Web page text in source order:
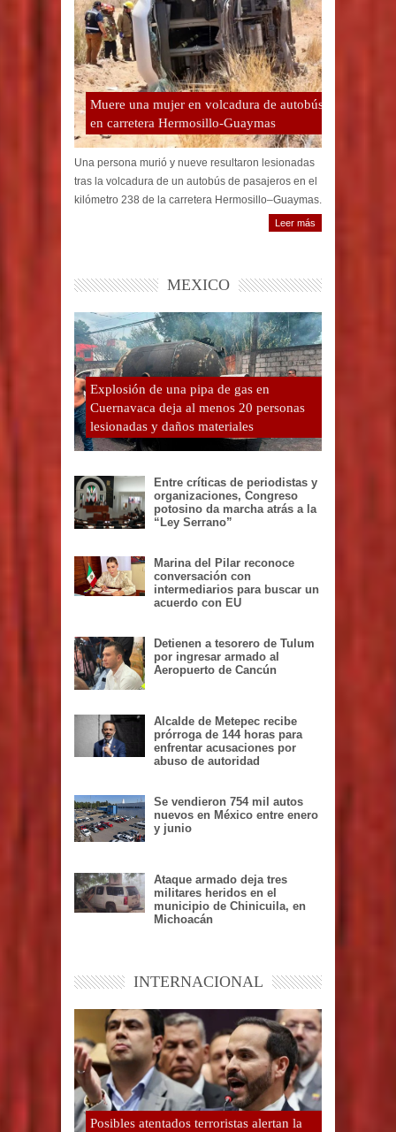
Muere una mujer en volcadura de autobús
en carretera Hermosillo-Guaymas
Una persona murió y nueve resultaron lesionadas
tras la volcadura de un autobús de pasajeros en el
kilómetro 238 de la carretera Hermosillo–Guaymas.
Leer más
MEXICO
Explosión de una pipa de gas en
Cuernavaca deja al menos 20 personas
lesionadas y daños materiales
Entre críticas de periodistas y
organizaciones, Congreso
potosino da marcha atrás a la
“Ley Serrano”
Marina del Pilar reconoce
conversación con
intermediarios para buscar un
acuerdo con EU
Detienen a tesorero de Tulum
por ingresar armado al
Aeropuerto de Cancún
Alcalde de Metepec recibe
prórroga de 144 horas para
enfrentar acusaciones por
abuso de autoridad
Se vendieron 754 mil autos
nuevos en México entre enero
y junio
Ataque armado deja tres
militares heridos en el
municipio de Chinicuila, en
Michoacán
INTERNACIONAL
Posibles atentados terroristas alertan la